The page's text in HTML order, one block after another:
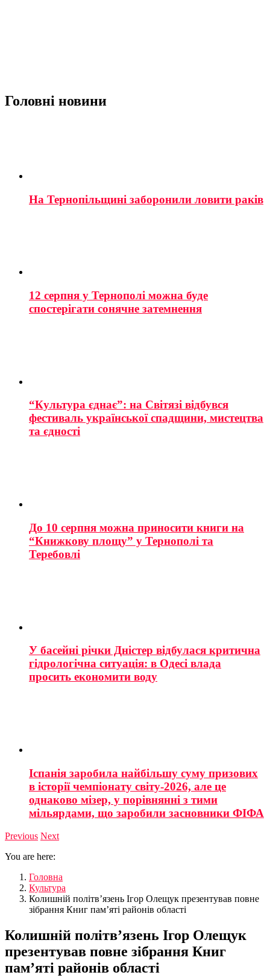
Головні новини
На Тернопільщині заборонили ловити раків
12 серпня у Тернополі можна буде
спостерігати сонячне затемнення
“Культура єднає”: на Світязі відбувся
фестиваль української спадщини, мистецтва
та єдності
До 10 серпня можна приносити книги на
“Книжкову площу” у Тернополі та
Теребовлі
У басейні річки Дністер відбулася критична
гідрологічна ситуація: в Одесі влада
просить економити воду
Іспанія заробила найбільшу суму призових
в історії чемпіонату світу-2026, але це
однаково мізер, у порівнянні з тими
мільярдами, що заробили засновники ФІФА
Previous Next
You are here:
Головна
Культура
Колишній політв’язень Ігор Олещук презентував повне
зібрання Книг пам’яті районів області
Колишній політв’язень Ігор Олещук
презентував повне зібрання Книг
пам’яті районів області